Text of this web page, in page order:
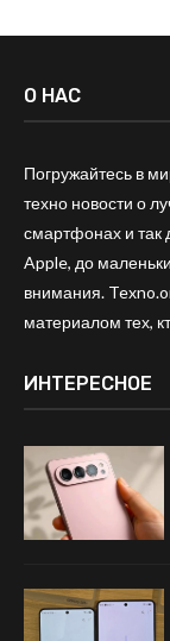
О НАС
Погружайтесь в
техно новости о
смартфонах и так
Apple, до
внимания.
материалом тех,
ИНТЕРЕСНОЕ